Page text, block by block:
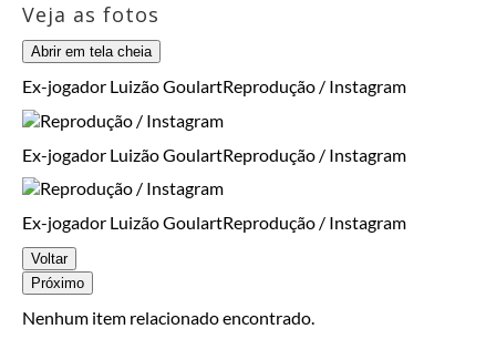
Veja as fotos
Abrir em tela cheia
Ex-jogador Luizão GoulartReprodução / Instagram
Ex-jogador Luizão GoulartReprodução / Instagram
Ex-jogador Luizão GoulartReprodução / Instagram
Voltar
Próximo
Nenhum item relacionado encontrado.